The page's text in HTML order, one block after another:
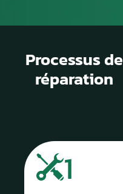
Processus de
réparation
1